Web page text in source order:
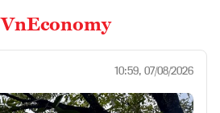
VnEconomy
10:59, 07/08/2026